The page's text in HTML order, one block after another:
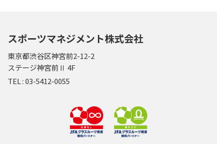
スポーツマネジメント株式会社
東京都渋谷区神宮前2-12-2
ステージ神宮前Ⅱ 4F
TEL :03-5412-0055